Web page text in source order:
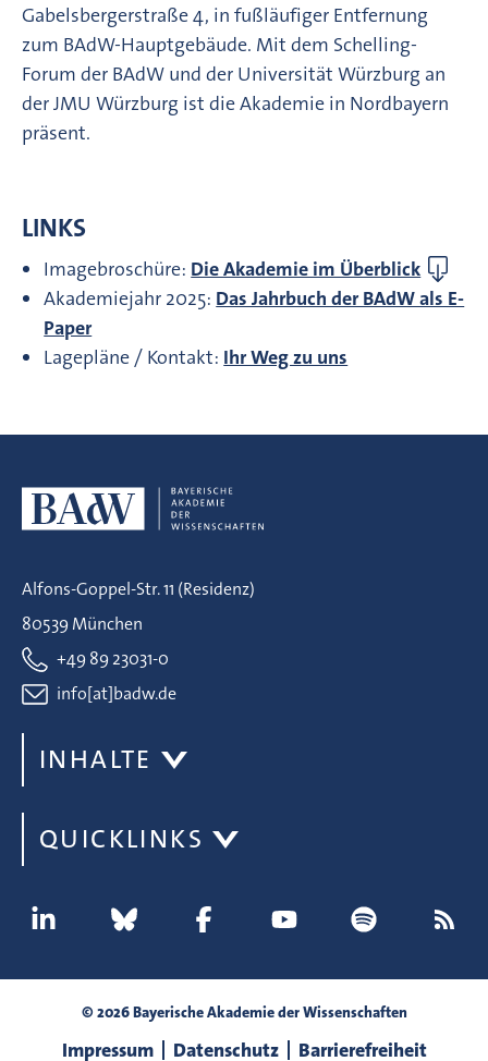
Gabelsbergerstraße 4, in fußläufiger Entfernung
zum BAdW-Hauptgebäude. Mit dem Schelling-
Forum der BAdW und der Universität Würzburg an
der JMU Würzburg ist die Akademie in Nordbayern
präsent.
LINKS
Imagebroschüre: Die Akademie im Überblick
Akademiejahr 2025: Das Jahrbuch der BAdW als E-
Paper
Lagepläne / Kontakt: Ihr Weg zu uns
Alfons-Goppel-Str. 11 (Residenz)
80539 München
+49 89 23031-0
info[at]badw.de
INHALTE
QUICKLINKS
© 2026 Bayerische Akademie der Wissenschaften
Impressum Datenschutz Barrierefreiheit